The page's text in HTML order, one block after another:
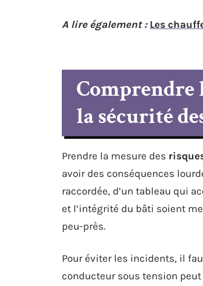
A lire également : Les
Comprendre
la sécurité
Prendre la mesure des
avoir des conséquences
raccordée, d’un tableau qui
et l’intégrité du bâti soient
peu-près.
Pour éviter les incidents, il
conducteur sous tension